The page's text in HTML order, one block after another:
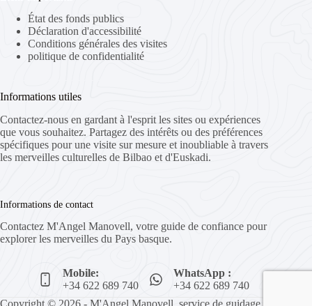
État des fonds publics
Déclaration d'accessibilité
Conditions générales des visites
politique de confidentialité
Informations utiles
Contactez-nous en gardant à l'esprit les sites ou expériences
que vous souhaitez. Partagez des intérêts ou des préférences
spécifiques pour une visite sur mesure et inoubliable à travers
les merveilles culturelles de Bilbao et d'Euskadi.
Informations de contact
Contactez M'Angel Manovell, votre guide de confiance pour
explorer les merveilles du Pays basque.
Mobile:
+34 622 689 740
WhatsApp :
+34 622 689 740
Copyright © 2026 - M'Angel Manovell, service de guidage